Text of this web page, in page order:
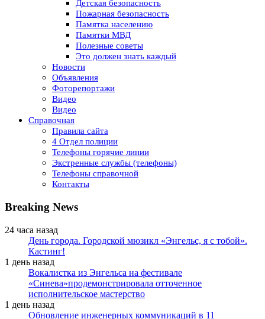
Детская безопасность
Пожарная безопасность
Памятка населению
Памятки МВД
Полезные советы
Это должен знать каждый
Новости
Объявления
Фоторепортажи
Видео
Видео
Справочная
Правила сайта
4 Отдел полиции
Телефоны горячие линии
Экстренные службы (телефоны)
Телефоны справочной
Контакты
Breaking News
24 часа назад
День города. Городской мюзикл «Энгельс, я с тобой».
Кастинг!
1 день назад
Вокалистка из Энгельса на фестивале
«Синева»продемонстрировала отточенное
исполнительское мастерство
1 день назад
Обновление инженерных коммуникаций в 11